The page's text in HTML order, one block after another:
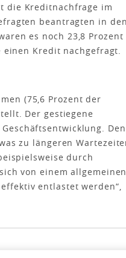
die Kreditnachfrage im
beantragten in den
es noch 23,8 Prozent
Kredit nachgefragt.
(75,6 Prozent der
Der gestiegene
Den
zu längeren
durch
von einem allgemeinen
entlastet werden“,